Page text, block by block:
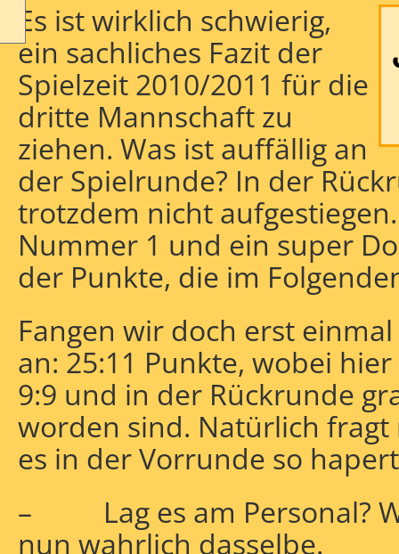
Es ist wirklich schwierig,
ein sachliches Fazit der
Spielzeit 2010/2011 für die
dritte Mannschaft zu
ziehen. Was ist auffällig an
der Spielrunde? In der
trotzdem nicht
Nummer 1 und ein super
der Punkte, die im
Fangen wir doch erst
an: 25:11 Punkte, wobei
9:9 und in der Rückrunde
worden sind. Natürlich
es in der Vorrunde so
– Lag es am Personal?
nun wahrlich dasselbe.